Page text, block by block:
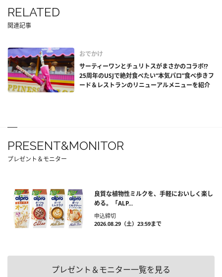
RELATED
関連記事
おでかけ
サーティーワンとチュリトスがまさかのコラボ!?
25周年のUSJで絶対食べたい“本気パロ”食べ歩きフ
ード＆レストランのリニューアルメニューを紹介
PRESENT&MONITOR
プレゼント＆モニター
良質な植物性ミルクを、手軽においしく楽し
める。「ALP...
申込締切
2026.08.29（土）23:59まで
プレゼント＆モニター一覧を見る